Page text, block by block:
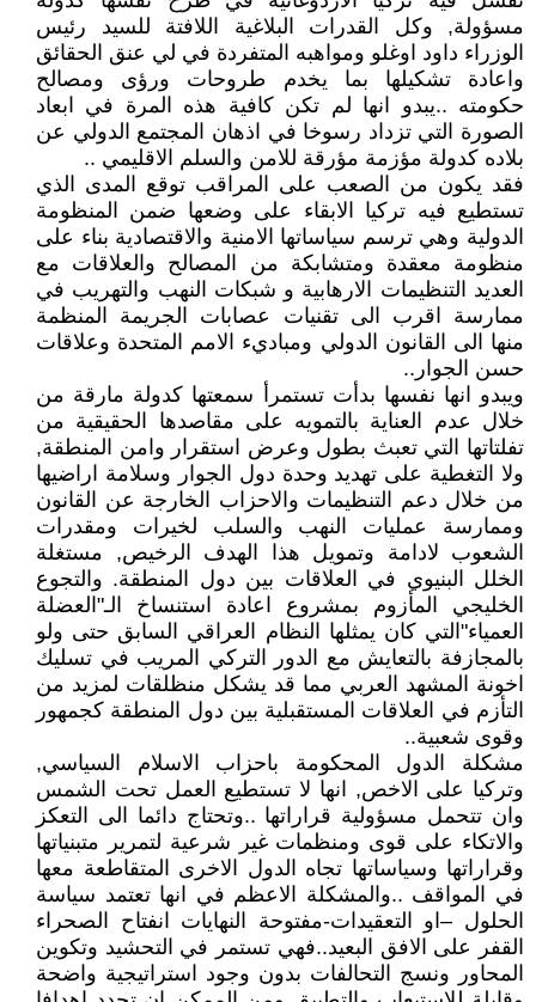
مسؤولة, وكل القدرات البلاغية اللافتة للسيد رئيس
الوزراء داود اوغلو ومواهبه المتفردة في لي عنق الحقائق
واعادة تشكيلها بما يخدم طروحات ورؤى ومصالح
حكومته ..يبدو انها لم تكن كافية هذه المرة في ابعاد
الصورة التي تزداد رسوخا في اذهان المجتمع الدولي عن
بلاده كدولة مؤزمة مؤرقة للامن والسلم الاقليمي ..
فقد يكون من الصعب على المراقب توقع المدى الذي
تستطيع فيه تركيا الابقاء على وضعها ضمن المنظومة
الدولية وهي ترسم سياساتها الامنية والاقتصادية بناء على
منظومة معقدة ومتشابكة من المصالح والعلاقات مع
العديد التنظيمات الارهابية و شبكات النهب والتهريب في
ممارسة اقرب الى تقنيات عصابات الجريمة المنظمة
منها الى القانون الدولي ومباديء الامم المتحدة وعلاقات
حسن الجوار..
ويبدو انها نفسها بدأت تستمرأ سمعتها كدولة مارقة من
خلال عدم العناية بالتمويه على مقاصدها الحقيقية من
تفلتاتها التي تعبث بطول وعرض استقرار وامن المنطقة,
ولا التغطية على تهديد وحدة دول الجوار وسلامة اراضيها
من خلال دعم التنظيمات والاحزاب الخارجة عن القانون
وممارسة عمليات النهب والسلب لخيرات ومقدرات
الشعوب لادامة وتمويل هذا الهدف الرخيص, مستغلة
الخلل البنيوي في العلاقات بين دول المنطقة. والتجوع
الخليجي المأزوم بمشروع اعادة استنساخ الـ"العضلة
العمياء"التي كان يمثلها النظام العراقي السابق حتى ولو
بالمجازفة بالتعايش مع الدور التركي المريب في تسليك
اخونة المشهد العربي مما قد يشكل منظلقات لمزيد من
التأزم في العلاقات المستقبلية بين دول المنطقة كجمهور
وقوى شعبية..
مشكلة الدول المحكومة باحزاب الاسلام السياسي,
وتركيا على الاخص, انها لا تستطيع العمل تحت الشمس
وان تتحمل مسؤولية قراراتها ..وتحتاج دائما الى التعكز
والاتكاء على قوى ومنظمات غير شرعية لتمرير متبنياتها
وقراراتها وسياساتها تجاه الدول الاخرى المتقاطعة معها
في المواقف ..والمشكلة الاعظم في انها تعتمد سياسة
الحلول –او التعقيدات-مفتوحة النهايات انفتاح الصحراء
القفر على الافق البعيد..فهي تستمر في التحشيد وتكوين
المحاور ونسج التحالفات بدون وجود استراتيجية واضحة